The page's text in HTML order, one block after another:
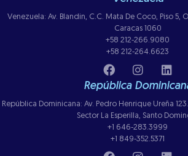
Venezuela: Av. Blandin, C.C. Mata De Coco, Piso 5,
Caracas 1060
+58 212-266.9080
+58 212-264.6623
República
República Dominicana: Av. Pedro Henrique Ureña 123.
Sector La Esperilla, Santo
+1 646-283.3999
+1 849-352.5371